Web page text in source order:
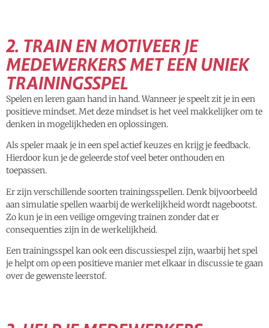
2. TRAIN EN MOTIVEER JE
MEDEWERKERS MET EEN UNIEK
TRAININGSSPEL
Spelen en leren gaan hand in hand. Wanneer je speelt zit je in een
positieve mindset. Met deze mindset is het veel makkelijker om te
denken in mogelijkheden en oplossingen.
Als speler maak je in een spel actief keuzes en krijg je feedback.
Hierdoor kun je de geleerde stof veel beter onthouden en
toepassen.
Er zijn verschillende soorten trainingsspellen. Denk bijvoorbeeld
aan simulatie spellen waarbij de werkelijkheid wordt nagebootst.
Zo kun je in een veilige omgeving trainen zonder dat er
consequenties zijn in de werkelijkheid.
Een trainingsspel kan ook een discussiespel zijn, waarbij het spel
je helpt om op een positieve manier met elkaar in discussie te gaan
over de gewenste leerstof.